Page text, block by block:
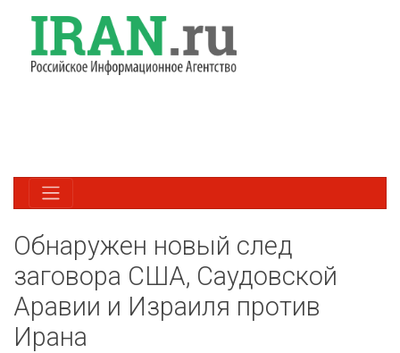
Обнаружен новый след
заговора США, Саудовской
Аравии и Израиля против
Ирана